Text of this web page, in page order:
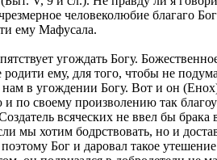
человеколюбие благаго
ему Мафусала.
угождать Богу.
ему, для того, чтобы не
в угождении Богу. Вот и он
своему произволению так
всяческих не ввел бы
мы хотим бодрствовать, но и
Бог и даровал такое